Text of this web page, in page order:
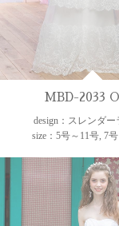
MBD-2033
design：スレンダー
size：5号～11号, 7